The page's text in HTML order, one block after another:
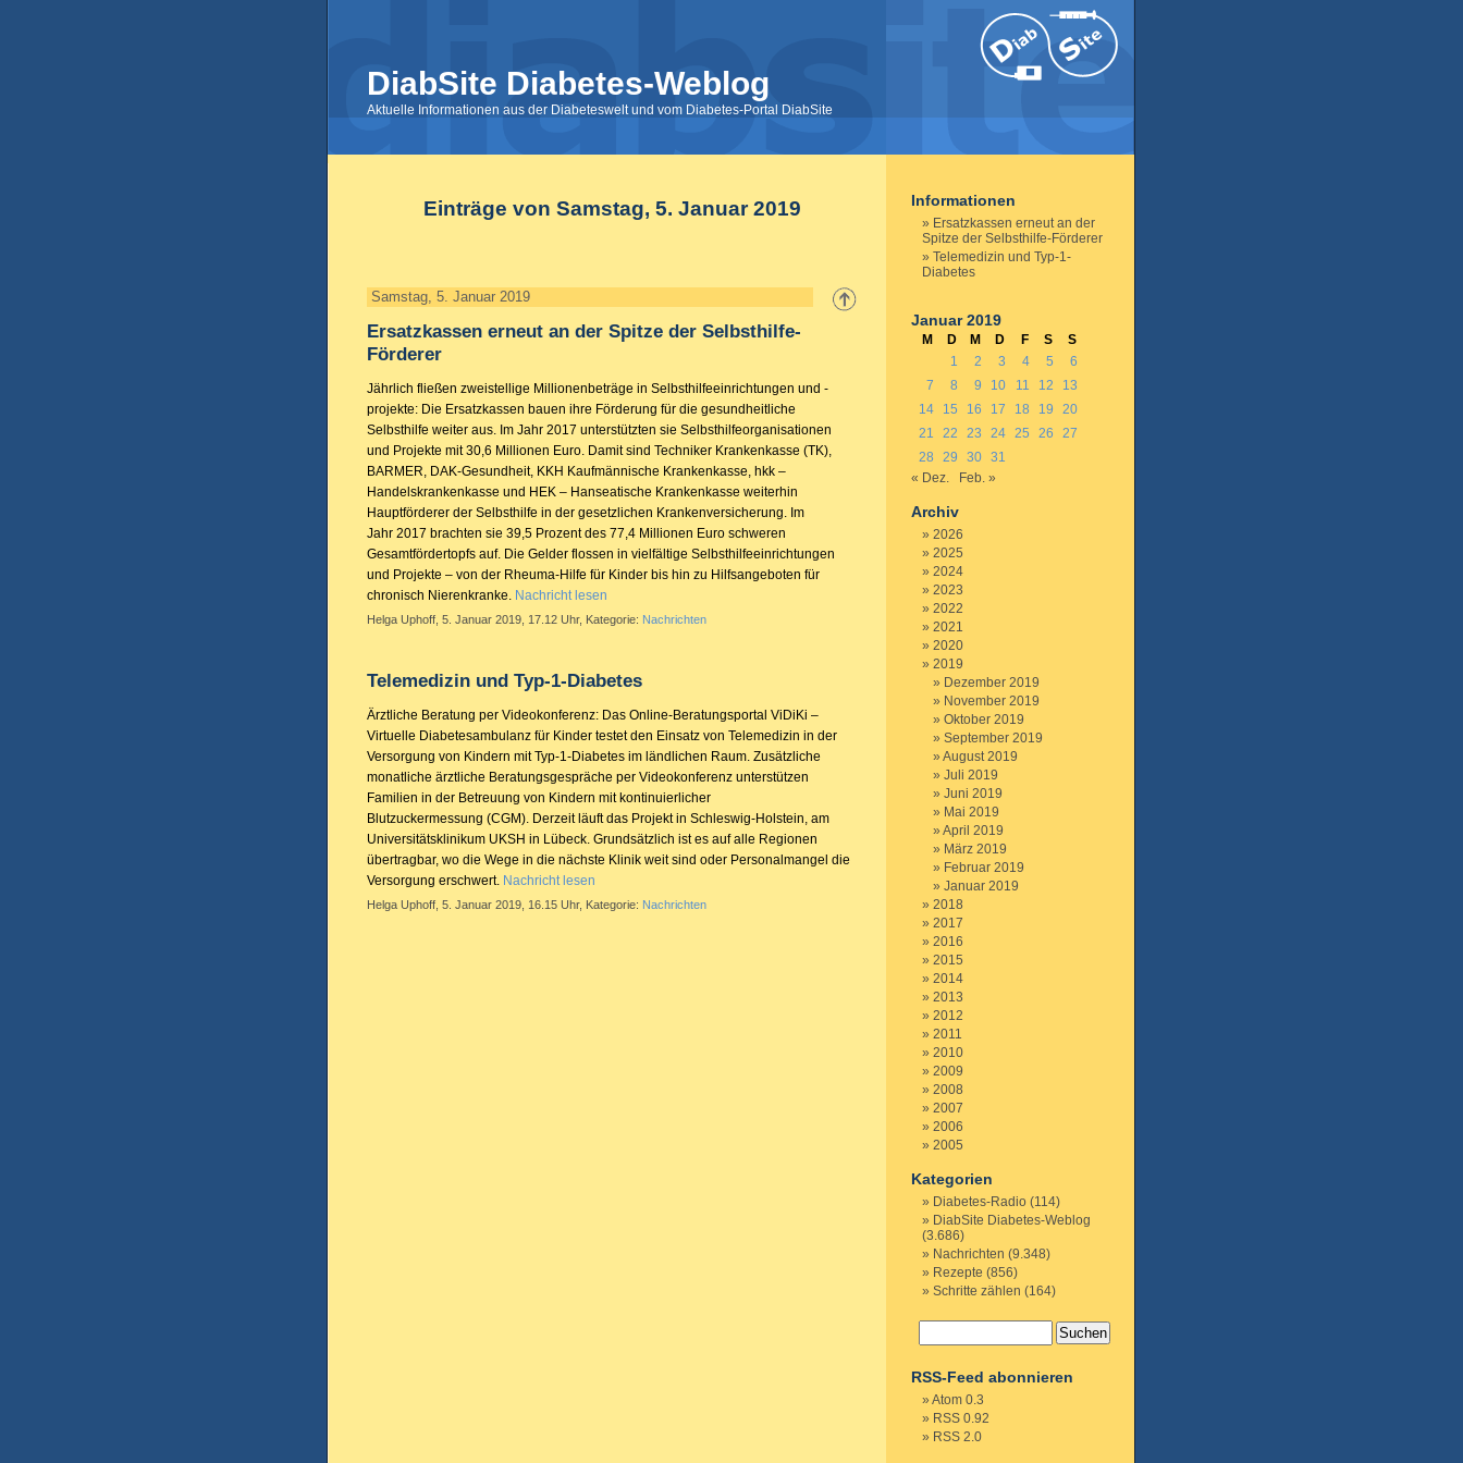
DiabSite Diabetes-Weblog
Aktuelle Informationen aus der Diabeteswelt und vom Diabetes-Portal DiabSite
Einträge von Samstag, 5. Januar 2019
Samstag, 5. Januar 2019
Ersatzkassen erneut an der Spitze der Selbsthilfe-
Förderer
Jährlich fließen zweistellige Millionenbeträge in Selbsthilfeeinrichtungen und -
projekte: Die Ersatzkassen bauen ihre Förderung für die gesundheitliche
Selbsthilfe weiter aus. Im Jahr 2017 unterstützten sie Selbsthilfeorganisationen
und Projekte mit 30,6 Millionen Euro. Damit sind Techniker Krankenkasse (TK),
BARMER, DAK-Gesundheit, KKH Kaufmännische Krankenkasse, hkk –
Handelskrankenkasse und HEK – Hanseatische Krankenkasse weiterhin
Hauptförderer der Selbsthilfe in der gesetzlichen Krankenversicherung. Im
Jahr 2017 brachten sie 39,5 Prozent des 77,4 Millionen Euro schweren
Gesamtfördertopfs auf. Die Gelder flossen in vielfältige Selbsthilfeeinrichtungen
und Projekte – von der Rheuma-Hilfe für Kinder bis hin zu Hilfsangeboten für
chronisch Nierenkranke. Nachricht lesen
Helga Uphoff, 5. Januar 2019, 17.12 Uhr, Kategorie: Nachrichten
Telemedizin und Typ-1-Diabetes
Ärztliche Beratung per Videokonferenz: Das Online-Beratungsportal ViDiKi –
Virtuelle Diabetesambulanz für Kinder testet den Einsatz von Telemedizin in der
Versorgung von Kindern mit Typ-1-Diabetes im ländlichen Raum. Zusätzliche
monatliche ärztliche Beratungsgespräche per Videokonferenz unterstützen
Familien in der Betreuung von Kindern mit kontinuierlicher
Blutzuckermessung (CGM). Derzeit läuft das Projekt in Schleswig-Holstein, am
Universitätsklinikum UKSH in Lübeck. Grundsätzlich ist es auf alle Regionen
übertragbar, wo die Wege in die nächste Klinik weit sind oder Personalmangel die
Versorgung erschwert. Nachricht lesen
Helga Uphoff, 5. Januar 2019, 16.15 Uhr, Kategorie: Nachrichten
Informationen
Ersatzkassen erneut an der
Spitze der Selbsthilfe-Förderer
Telemedizin und Typ-1-
Diabetes
Januar 2019
M D M D F S
S
1
2 3 4 5
6
7
8 9 10 11 12
13
14
15 16 17 18 19
20
21
22 23 24 25 26
27
28
29 30 31
« Dez.
Feb. »
Archiv
2026
2025
2024
2023
2022
2021
2020
2019
Dezember 2019
November 2019
Oktober 2019
September 2019
August 2019
Juli 2019
Juni 2019
Mai 2019
April 2019
März 2019
Februar 2019
Januar 2019
2018
2017
2016
2015
2014
2013
2012
2011
2010
2009
2008
2007
2006
2005
Kategorien
Diabetes-Radio (114)
DiabSite Diabetes-Weblog
(3.686)
Nachrichten (9.348)
Rezepte (856)
Schritte zählen (164)
RSS-Feed abonnieren
Atom 0.3
RSS 0.92
RSS 2.0